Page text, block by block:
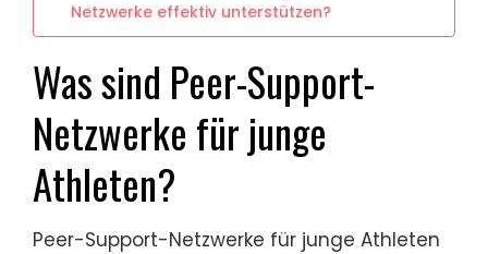
Netzwerke effektiv unterstützen?
Was sind Peer-Support-
Netzwerke für junge
Athleten?
Peer-Support-Netzwerke für junge Athleten